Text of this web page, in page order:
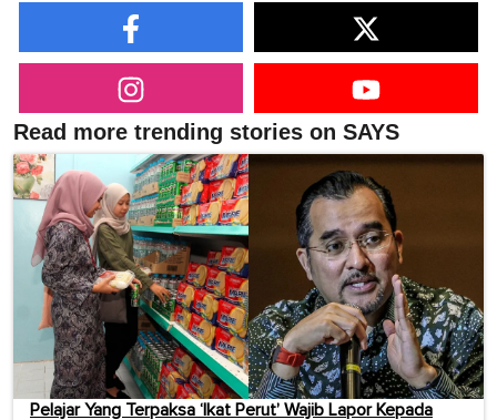
Read more trending stories on SAYS
Pelajar Yang Terpaksa ‘Ikat Perut’ Wajib Lapor Kepada